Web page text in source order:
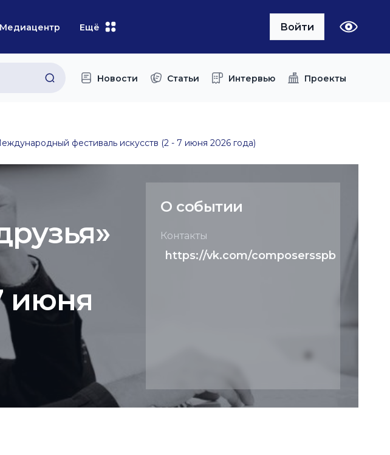
Медиацентр Ещё Войти
Новости Статьи Интервью Проекты
фестиваль искусств (2 - 7 июня 2026 года)
июня
О событии
Контакты
https://vk.com/composersspb